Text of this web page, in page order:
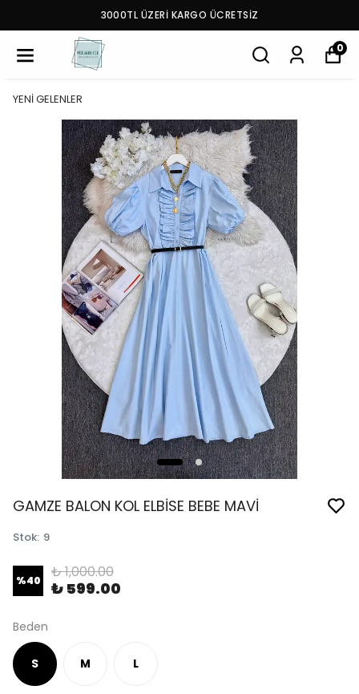
3000TL ÜZERİ KARGO ÜCRETSİZ
0
YENİ GELENLER
GAMZE BALON KOL ELBİSE BEBE MAVİ
Stok: 9
%40 ₺ 1,000.00
₺ 599.00
Beden
S M L